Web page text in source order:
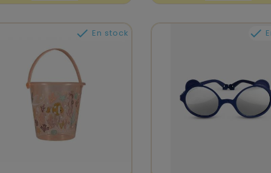
 En stock 